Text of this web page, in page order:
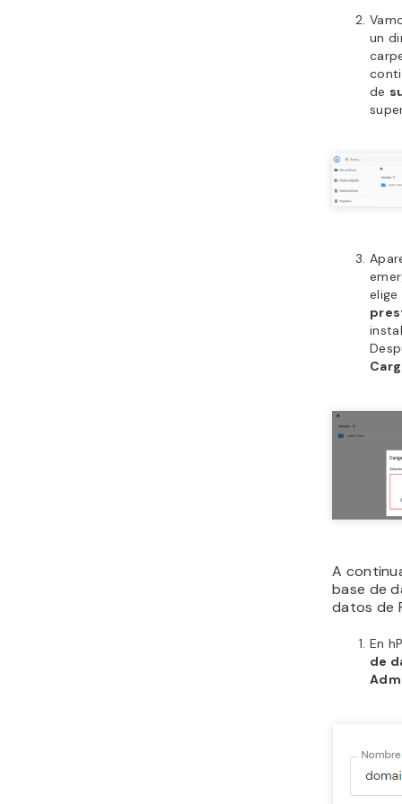
un
de
elige
A
base de
datos de
En
de